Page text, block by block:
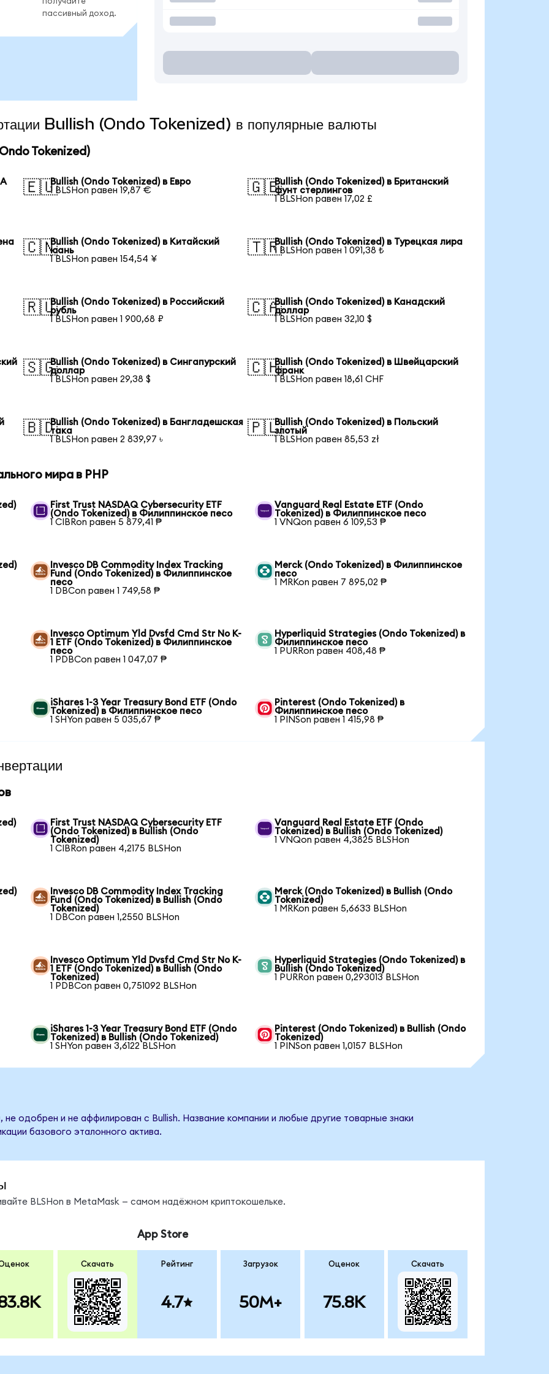
пассивный доход.
Bullish (Ondo Tokenized) в популярные валюты
Tokenized)
🇪🇺Bullish (Ondo Tokenized) в Евро
1 BLSHon равен 19,87 €
🇬🇧Bullish (Ondo Tokenized) в Британский
фунт стерлингов
1 BLSHon равен 17,02 £
🇨🇳Bullish (Ondo Tokenized) в Китайский
юань
1 BLSHon равен 154,54 ¥
🇹🇷Bullish (Ondo Tokenized) в Турецкая лира
1 BLSHon равен 1 091,38 ₺
🇷🇺Bullish (Ondo Tokenized) в Российский
рубль
1 BLSHon равен 1 900,68 ₽
🇨🇦Bullish (Ondo Tokenized) в Канадский
доллар
1 BLSHon равен 32,10 $
🇸🇬Bullish (Ondo Tokenized) в Сингапурский
доллар
1 BLSHon равен 29,38 $
🇨🇭Bullish (Ondo Tokenized) в Швейцарский
франк
1 BLSHon равен 18,61 CHF
🇧🇩Bullish (Ondo Tokenized) в Бангладешская
така
1 BLSHon равен 2 839,97 ৳
🇵🇱Bullish (Ondo Tokenized) в Польский
злотый
1 BLSHon равен 85,53 zł
мира в PHP
First Trust NASDAQ Cybersecurity ETF
(Ondo Tokenized) в Филиппинское песо
1 CIBRon равен 5 879,41 ₱
Vanguard Real Estate ETF (Ondo
Tokenized) в Филиппинское песо
1 VNQon равен 6 109,53 ₱
Invesco DB Commodity Index Tracking
Fund (Ondo Tokenized) в Филиппинское
песо
1 DBCon равен 1 749,58 ₱
Merck (Ondo Tokenized) в Филиппинское
песо
1 MRKon равен 7 895,02 ₱
Invesco Optimum Yld Dvsfd Cmd Str No K-
1 ETF (Ondo Tokenized) в Филиппинское
песо
1 PDBCon равен 1 047,07 ₱
Hyperliquid Strategies (Ondo Tokenized) в
Филиппинское песо
1 PURRon равен 408,48 ₱
iShares 1-3 Year Treasury Bond ETF (Ondo
Tokenized) в Филиппинское песо
1 SHYon равен 5 035,67 ₱
Pinterest (Ondo Tokenized) в
Филиппинское песо
1 PINSon равен 1 415,98 ₱
First Trust NASDAQ Cybersecurity ETF
(Ondo Tokenized) в Bullish (Ondo
Tokenized)
1 CIBRon равен 4,2175 BLSHon
Vanguard Real Estate ETF (Ondo
Tokenized) в Bullish (Ondo Tokenized)
1 VNQon равен 4,3825 BLSHon
Invesco DB Commodity Index Tracking
Fund (Ondo Tokenized) в Bullish (Ondo
Tokenized)
1 DBCon равен 1,2550 BLSHon
Merck (Ondo Tokenized) в Bullish (Ondo
Tokenized)
1 MRKon равен 5,6633 BLSHon
Invesco Optimum Yld Dvsfd Cmd Str No K-
1 ETF (Ondo Tokenized) в Bullish (Ondo
Tokenized)
1 PDBCon равен 0,751092 BLSHon
Hyperliquid Strategies (Ondo Tokenized) в
Bullish (Ondo Tokenized)
1 PURRon равен 0,293013 BLSHon
iShares 1-3 Year Treasury Bond ETF (Ondo
Tokenized) в Bullish (Ondo Tokenized)
1 SHYon равен 3,6122 BLSHon
Pinterest (Ondo Tokenized) в Bullish (Ondo
Tokenized)
1 PINSon равен 1,0157 BLSHon
одобрен и не аффилирован с Bullish. Название компании и любые другие товарные знаки
базового эталонного актива.
BLSHon в MetaMask — самом надёжном криптокошельке.
Скачать
App Store
Рейтинг
4.7
Загрузок
50M+
Оценок
75.8K
Скачать